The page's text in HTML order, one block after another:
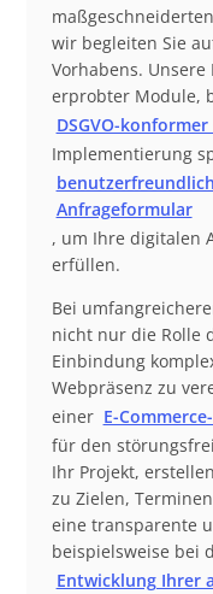
wir begleiten Sie
Vorhabens.
erprobter Module,
DSGVO-
Implementierung
Anfrageformular
, um Ihre digitalen
erfüllen.
Bei
nicht nur die Rolle
Einbindung
Webpräsenz zu
einer E-
für den
Ihr Projekt,
zu Zielen,
eine transparente
beispielsweise bei
Entwicklung Ihrer